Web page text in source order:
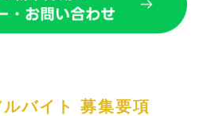
バイト 募集要項